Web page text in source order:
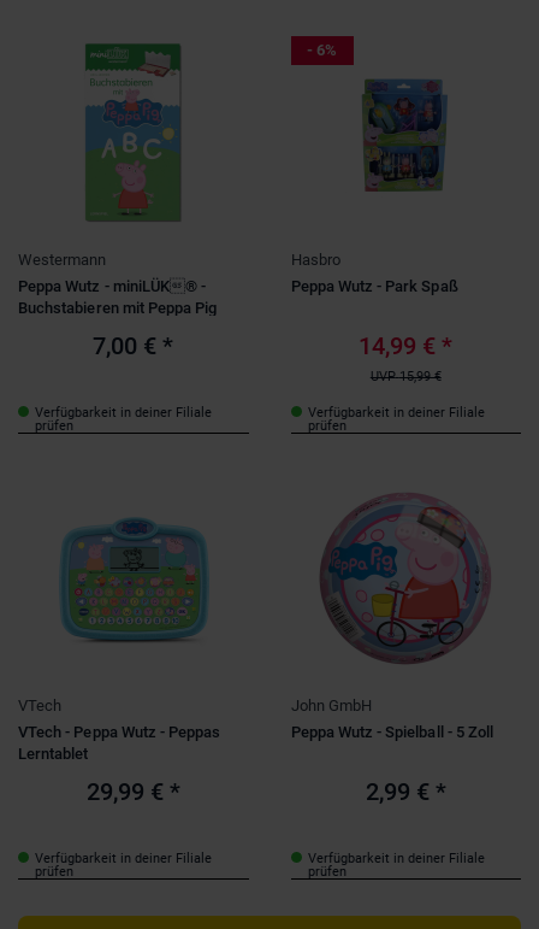
Westermann
Peppa Wutz - miniLÜK® -
Buchstabieren mit Peppa Pig
7,00 € *
Verfügbarkeit in deiner Filiale
prüfen
- 6%
Hasbro
Peppa Wutz - Park Spaß
14,99 € *
UVP 15,99 €
Verfügbarkeit in deiner Filiale
prüfen
VTech
VTech - Peppa Wutz - Peppas
Lerntablet
29,99 € *
Verfügbarkeit in deiner Filiale
prüfen
John GmbH
Peppa Wutz - Spielball - 5 Zoll
2,99 € *
Verfügbarkeit in deiner Filiale
prüfen